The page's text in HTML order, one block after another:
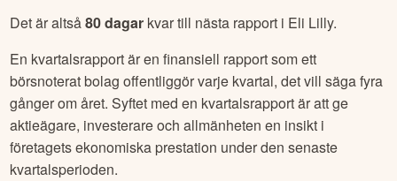
Det är altså80dagar kvar till nästa rapport i Eli Lilly.
En kvartalsrapport är en finansiell rapport som ett
börsnoterat bolag offentliggör varje kvartal, det vill säga fyra
gånger om året. Syftet med en kvartalsrapport är att ge
aktieägare, investerare och allmänheten en insikt i
företagets ekonomiska prestation under den senaste
kvartalsperioden.